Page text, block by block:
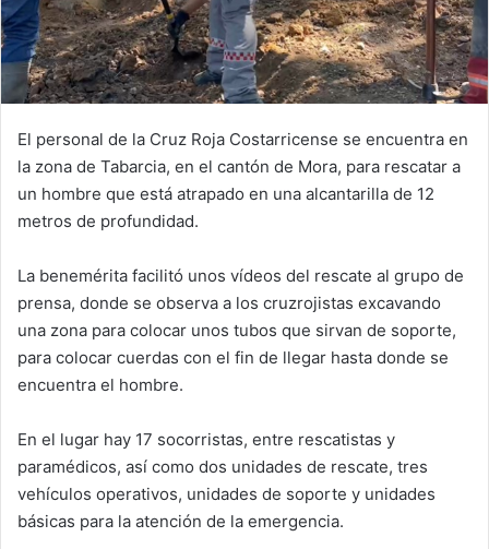
El personal de la Cruz Roja Costarricense se encuentra en
la zona de Tabarcia, en el cantón de Mora, para rescatar a
un hombre que está atrapado en una alcantarilla de 12
metros de profundidad.
La benemérita facilitó unos vídeos del rescate al grupo de
prensa, donde se observa a los cruzrojistas excavando
una zona para colocar unos tubos que sirvan de soporte,
para colocar cuerdas con el fin de llegar hasta donde se
encuentra el hombre.
En el lugar hay 17 socorristas, entre rescatistas y
paramédicos, así como dos unidades de rescate, tres
vehículos operativos, unidades de soporte y unidades
básicas para la atención de la emergencia.